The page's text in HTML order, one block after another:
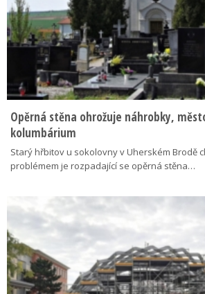
Opěrná stěna ohrožuje náhrobky,
kolumbárium
Starý hřbitov u sokolovny v Uherském Brodě
problémem je rozpadající se opěrná stěna…